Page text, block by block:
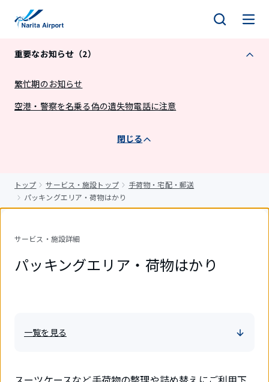
重要なお知らせ（2）
繁忙期のお知らせ
空港・警察を名乗る偽の遺失物電話に注意
閉じる
トップ サービス・施設トップ
手荷物・宅配・郵送
パッキングエリア・荷物はかり
サービス・施設詳細
パッキングエリア・荷物はかり
一覧を見る